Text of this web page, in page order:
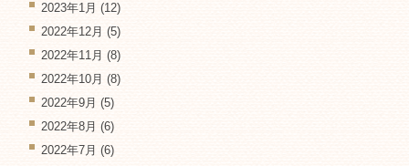
2023年1月 (12)
2022年12月 (5)
2022年11月 (8)
2022年10月 (8)
2022年9月 (5)
2022年8月 (6)
2022年7月 (6)